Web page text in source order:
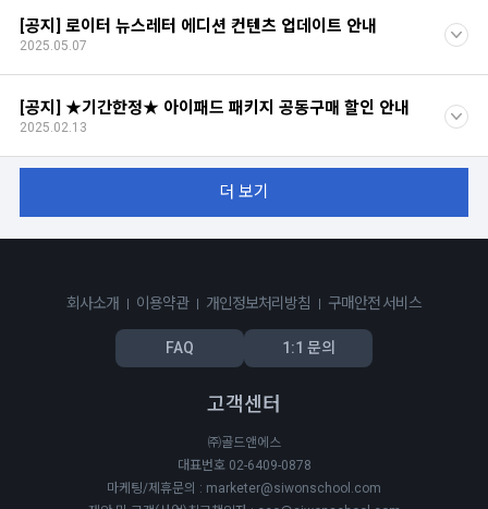
[공지] 로이터 뉴스레터 에디션 컨텐츠 업데이트 안내
2025.05.07
[공지] ★기간한정★ 아이패드 패키지 공동구매 할인 안내
2025.02.13
더 보기
회사소개 이용약관 개인정보처리방침 구매안전 서비스
FAQ 1:1 문의
고객센터
㈜골드앤에스
대표번호 02-6409-0878
마케팅/제휴문의 : marketer@siwonschool.com